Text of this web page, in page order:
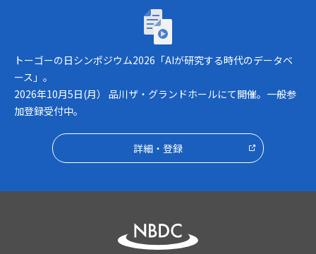
トーゴーの日シンポジウム2026「AIが研究
トーゴーの日シンポジウム2026「AIが研究する時代のデータベ
ース」。
2026年10月5日(月） 品川ザ・グランドホールにて開催。一般参
加登録受付中。
詳細・登録